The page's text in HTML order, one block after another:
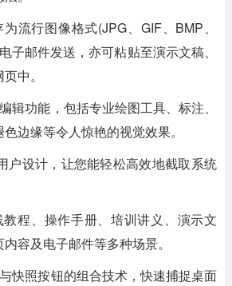
流行图像格式(JPG、GIF、BMP、
子邮件发送，亦可粘贴至演示文稿、
中。
辑功能，包括专业绘图工具、标注、
边缘等令人惊艳的视觉效果。
户设计，让您能轻松高效地截取系统
程、操作手册、培训讲义、演示文
容及电子邮件等多种场景。
快照按钮的组合技术，快速捕捉桌面